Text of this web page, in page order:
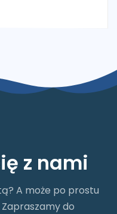
z nami
A może po prostu
do